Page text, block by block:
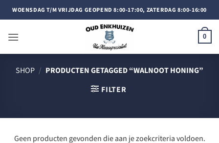
Doorgaan
naar
WOENSDAG T/M VRIJDAG GEOPEND 8:00-17:00, ZATERDAG 8:00-16:00
0
SHOP / PRODUCTEN GETAGGED “WALNOOT HONING”
FILTER
Geen producten gevonden die aan je zoekcriteria voldoen.